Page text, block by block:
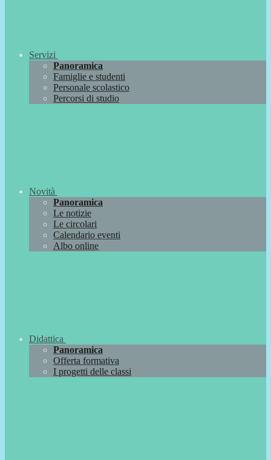
Servizi
Panoramica
Famiglie e studenti
Personale scolastico
Percorsi di studio
Novità
Panoramica
Le notizie
Le circolari
Calendario eventi
Albo online
Didattica
Panoramica
Offerta formativa
I progetti delle classi